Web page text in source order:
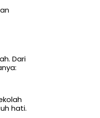
Dari
hati.